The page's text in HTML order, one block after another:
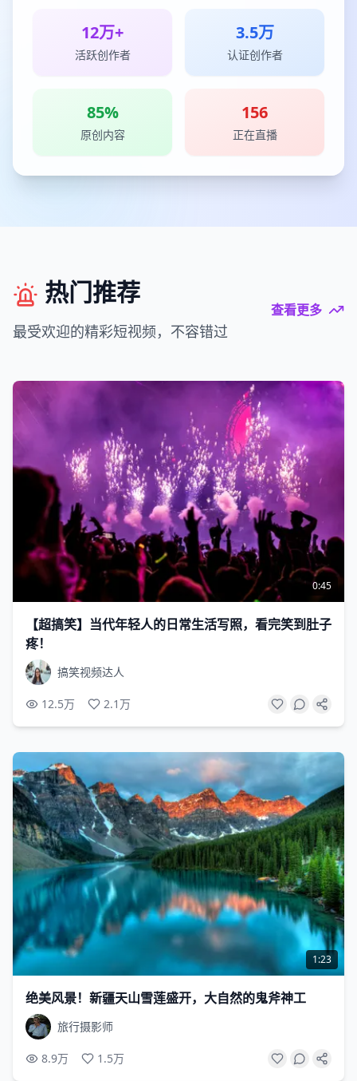
12万+
活跃创作者
3.5万
认证创作者
85%
原创内容
156
正在直播
热门推荐
最受欢迎的精彩短视频，不容错过
查看更多
0:45
【超搞笑】当代年轻人的日常生活写照，看完笑到肚子
疼！
搞笑视频达人
12.5万 2.1万
1:23
绝美风景！新疆天山雪莲盛开，大自然的鬼斧神工
旅行摄影师
8.9万 1.5万